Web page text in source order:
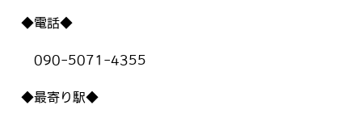
◆電話◆
090-5071-4355
◆最寄り駅◆